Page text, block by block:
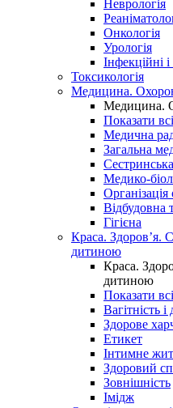
Неврологія
Онкологія
Урологія
Інфекційні
Токсикологія
Медицина.
Медицина.
Показати всі
Медична
Загальна
Медико-
Відбудовна
Гігієна
Краса. Здоров’я.
дитиною
Краса.
дитиною
Показати всі
Вагітність
Здорове
Етикет
Інтимне
Здоровий
Зовнішність
Імідж